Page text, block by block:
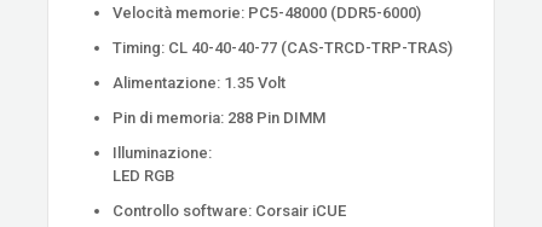
Velocità memorie: PC5-48000 (DDR5-6000)
Timing: CL 40-40-40-77 (CAS-TRCD-TRP-TRAS)
Alimentazione: 1.35 Volt
Pin di memoria: 288 Pin DIMM
Illuminazione:
LED RGB
Controllo software: Corsair iCUE